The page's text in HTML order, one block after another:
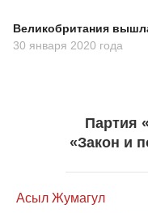
Великобритания
30 января 2020 года
Партия
«Закон и
Асыл Жумагул